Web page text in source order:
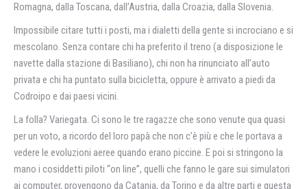
Romagna, dalla Toscana, dall’Austria, dalla Croazia, dalla Slovenia.
Impossibile citare tutti i posti, ma i dialetti della gente si incrociano e si
mescolano. Senza contare chi ha preferito il treno (a disposizione le
navette dalla stazione di Basiliano), chi non ha rinunciato all’auto
privata e chi ha puntato sulla bicicletta, oppure è arrivato a piedi da
Codroipo e dai paesi vicini.
La folla? Variegata. Ci sono le tre ragazze che sono venute qua quasi
per un voto, a ricordo del loro papà che non c’è più e che le portava a
vedere le evoluzioni aeree quando erano piccine. E poi si stringono la
mano i cosiddetti piloti “on line”, quelli che fanno le gare sui simulatori
ai computer, provengono da Catania, da Torino e da altre parti e questa